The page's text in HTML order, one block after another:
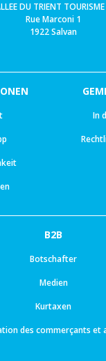
DU TRIENT
Rue Marconi 1
1922 Salvan
In
B2B
Botschafter
Medien
Kurtaxen
des commerçants et